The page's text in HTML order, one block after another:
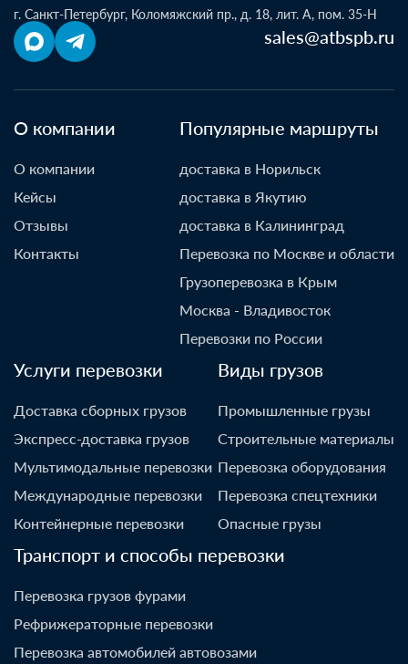
г. Санкт-Петербург, Коломяжский пр., д. 18, лит. А, пом. 35-Н
sales@atbspb.ru
О компании
О компании
Кейсы
Отзывы
Контакты
Популярные маршруты
доставка в Норильск
доставка в Якутию
доставка в Калининград
Перевозка по Москве и области
Грузоперевозка в Крым
Москва - Владивосток
Перевозки по России
Услуги перевозки
Доставка сборных грузов
Экспресс-доставка грузов
Мультимодальные перевозки
Международные перевозки
Контейнерные перевозки
Виды грузов
Промышленные грузы
Строительные материалы
Перевозка оборудования
Перевозка спецтехники
Опасные грузы
Транспорт и способы перевозки
Перевозка грузов фурами
Рефрижераторные перевозки
Перевозка автомобилей автовозами